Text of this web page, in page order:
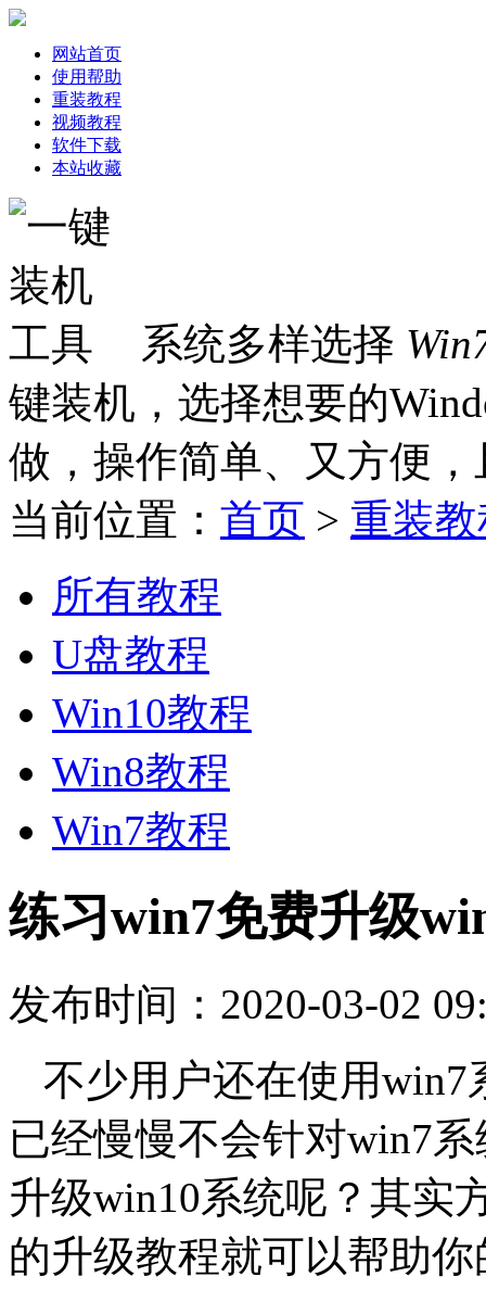
网站首页
使用帮助
重装教程
视频教程
软件下载
本站收藏
系统多样选择
键装机，选择想要的
做，操作简单、又方便
当前位置： 首页 > 重装
所有教程
U盘教程
Win10教程
Win8教程
Win7教程
练习win7免费升级
发布时间：2020-03-02
不少用户还在使用
已经慢慢不会针对win7
升级win10系统呢？其实
的升级教程就可以帮助